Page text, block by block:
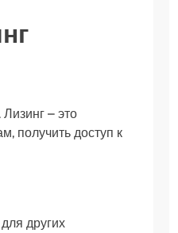
– это
получить доступ к
других